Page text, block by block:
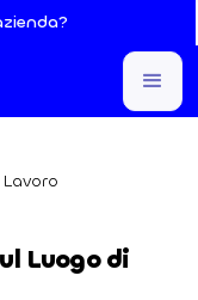
Luogo di